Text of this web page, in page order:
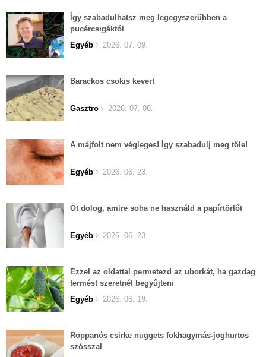
Így szabadulhatsz meg legegyszerűbben a
pucércsigáktól
Egyéb
2026. 07. 09.
Barackos csokis kevert
Gasztro 2026. 07. 08.
A májfolt nem végleges! Így szabadulj meg tőle!
Egyéb 2026. 06. 23.
Öt dolog, amire soha ne használd a papírtörlőt
Egyéb 2026. 06. 23.
Ezzel az oldattal permetezd az uborkát, ha gazdag
termést szeretnél begyűjteni
Egyéb
2026. 06. 19.
Roppanós csirke nuggets fokhagymás-joghurtos
szósszal